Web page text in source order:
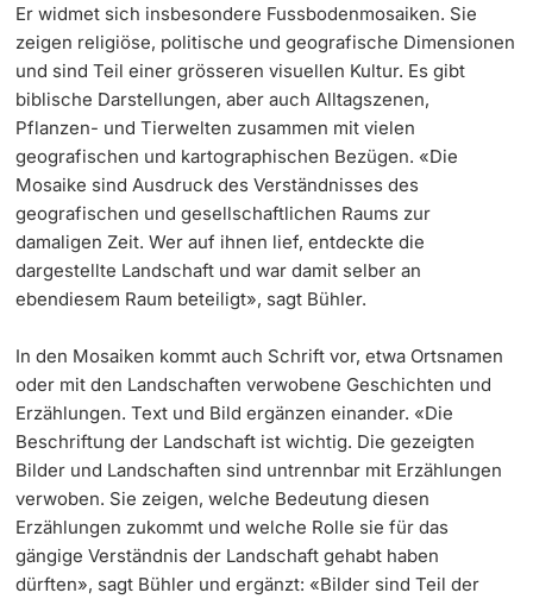
Er widmet sich insbesondere Fussbodenmosaiken. Sie
zeigen religiöse, politische und geografische Dimensionen
und sind Teil einer grösseren visuellen Kultur. Es gibt
biblische Darstellungen, aber auch Alltagszenen,
Pflanzen- und Tierwelten zusammen mit vielen
geografischen und kartographischen Bezügen. «Die
Mosaike sind Ausdruck des Verständnisses des
geografischen und gesellschaftlichen Raums zur
damaligen Zeit. Wer auf ihnen lief, entdeckte die
dargestellte Landschaft und war damit selber an
ebendiesem Raum beteiligt», sagt Bühler.
In den Mosaiken kommt auch Schrift vor, etwa Ortsnamen
oder mit den Landschaften verwobene Geschichten und
Erzählungen. Text und Bild ergänzen einander. «Die
Beschriftung der Landschaft ist wichtig. Die gezeigten
Bilder und Landschaften sind untrennbar mit Erzählungen
verwoben. Sie zeigen, welche Bedeutung diesen
Erzählungen zukommt und welche Rolle sie für das
gängige Verständnis der Landschaft gehabt haben
dürften», sagt Bühler und ergänzt: «Bilder sind Teil der